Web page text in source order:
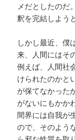
メだとしたのだ
釈を完結しよう
しかし最近、僕
来、人間にはそ
例えば、人間社
けられたのかと
が保てなかった
がないにもかか
間界には自我が
ので、そのよう